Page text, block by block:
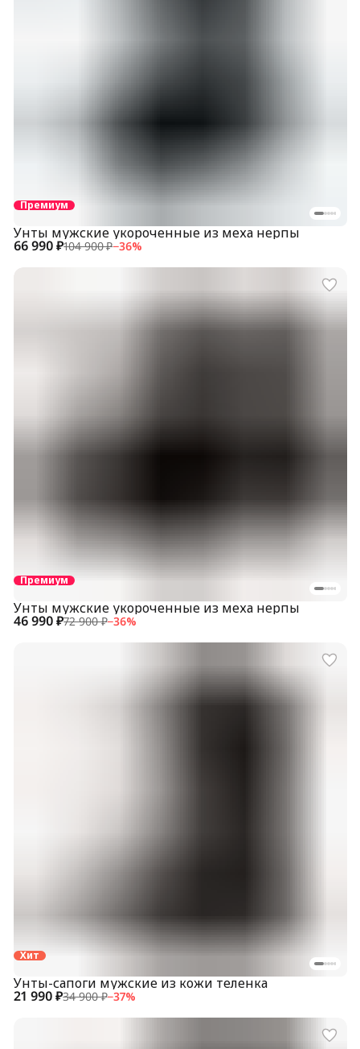
Премиум
66 990 ₽104 900 ₽−36%
Унты мужские укороченные из меха нерпы
Премиум
46 990 ₽72 900 ₽−36%
Унты мужские укороченные из меха нерпы
Хит
21 990 ₽34 900 ₽−37%
Унты-сапоги мужские из кожи теленка